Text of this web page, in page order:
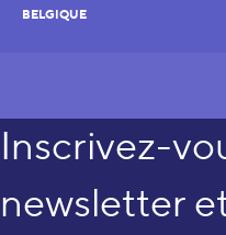
BELGIQUE
Inscrivez-
newsletter